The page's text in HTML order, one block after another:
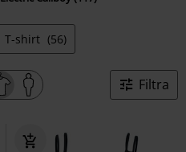
T-shirt (56)
Filtra